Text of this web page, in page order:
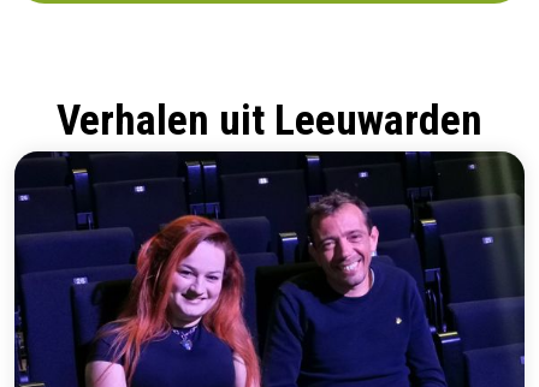
Verhalen uit Leeuwarden